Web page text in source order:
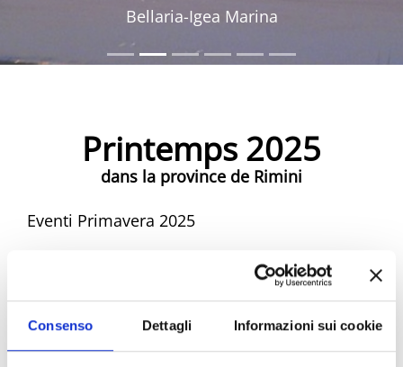
Consenso Dettagli Informazioni sui cookie
Bellaria-Igea Marina
Printemps 2025
dans la province de Rimini
Eventi Primavera 2025
Eventi di Primavera Riviera Rimini